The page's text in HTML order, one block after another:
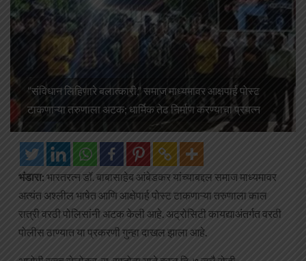
“संविधान लिहिणारे बलात्कारी,” समाज माध्यमावर आक्षपार्ह पोस्ट
टाकणाऱ्या तरुणाला अटक; धार्मिक तेढ निर्माण करण्याचा प्रयत्न
भंडारा: भारतरत्न डॉ. बाबासाहेब आंबेडकर यांच्याबद्दल समाज माध्यमावर
अत्यंत अश्लील भाषेत आणि आक्षेपार्ह पोस्ट टाकणाऱ्या तरुणाला काल
रात्री वरठी पोलिसांनी अटक केली आहे. अट्रोसिटी कायद्याअंतर्गत वरठी
पोलीस ठाण्यात या प्रकरणी गुन्हा दाखल झाला आहे.